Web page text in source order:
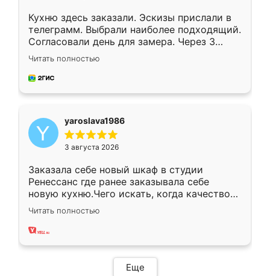
Кухню здесь заказали. Эскизы прислали в
телеграмм. Выбрали наиболее подходящий.
Согласовали день для замера. Через 3
недели кухня была уже готова. Остались
довольны работой. Спасибо Ренессанс
мебель за качественную работу!
Читать полностью
yaroslava1986
3 августа 2026
Заказала себе новый шкаф в студии
Ренессанс где ранее заказывала себе
новую кухню.Чего искать, когда качеством
вполне довольна. Служит кухня уже почти
два года, нареканий нет.
Читать полностью
Еще